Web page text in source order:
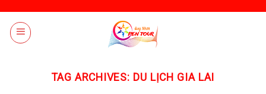
content
TAG ARCHIVES: DU LỊCH GIA LAI